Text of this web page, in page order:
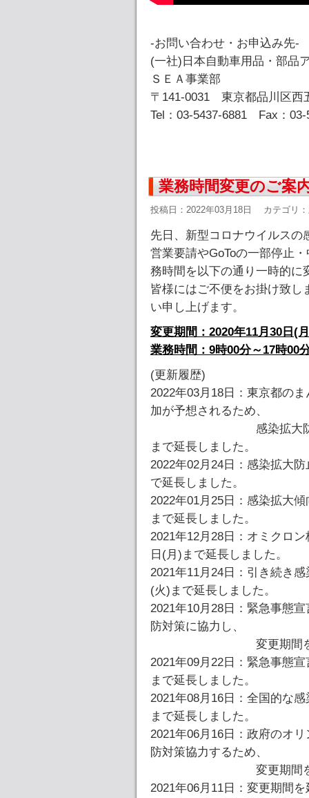
-お問い合わせ・お申込み先-
(一社)日本自動車用品・部品
ＳＥＡ事業部
〒141-0031 東京都品川区西
Tel：03-5437-6881 Fax：03-
業務時間変更のご案
投稿日：2022年03月18日 カテゴリ：
先日、新型コロナウイルスの
営業要請やGoToの一部停止
務時間を以下の通り一時的に
皆様にはご不便をお掛け致し
い申し上げます。
変更期間：2020年11月30日(
業務時間：9時00分～17時00
(更新履歴)
2022年03月18日：東京都の
加が予想されるため、
感染拡大防止対策を
まで延長しました。
2022年02月24日：感染拡大
で延長しました。
2022年01月25日：感染拡大
まで延長しました。
2021年12月28日：オミクロ
日(月)まで延長しました。
2021年11月24日：引き続き
(火)まで延長しました。
2021年10月28日：緊急事態
防対策に協力し、
変更期間を11月30
2021年09月22日：緊急事態
まで延長しました。
2021年08月16日：全国的な
まで延長しました。
2021年06月16日：政府のオ
防対策協力するため、
変更期間を8月31日
2021年06月11日：変更期間